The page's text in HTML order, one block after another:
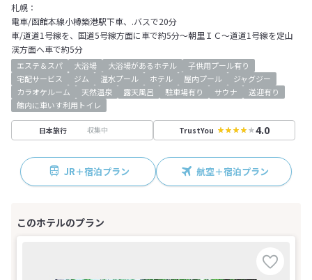
札幌：
電車/函館本線小樽築港駅下車、.バスで20分
車/道道1号線を、国道5号線方面に車で約5分～朝里ＩＣ～道道1号線を定山
渓方面へ車で約5分
エステ＆スパ 大浴場 大浴場があるホテル
子供用プール有り
宅配サービス
ジム 温水プール ホテル 屋内プール
ジャグジー
カラオケルーム
天然温泉 露天風呂 駐車場有り サウナ
送迎有り
館内に車いす利用トイレ
日本旅行 収集中 TrustYou 4.0
JR＋宿泊プラン 航空＋宿泊プラン